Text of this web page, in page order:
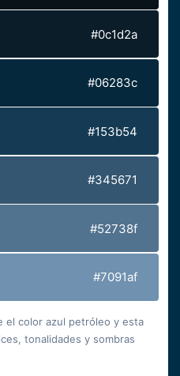
#0c1d2a
#06283c
#153b54
#345671
#52738f
#7091af
el color azul petróleo y esta
tonalidades y sombras